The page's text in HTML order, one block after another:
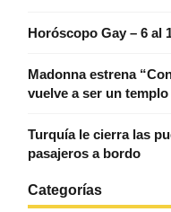
Horóscopo Gay – 6 al
Madonna estrena
vuelve a ser un templo
Turquía le cierra las
pasajeros a bordo
Categorías